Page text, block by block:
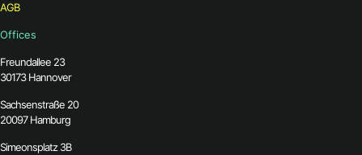
AGB
Offices
Freundallee 23
30173 Hannover
Sachsenstraße 20
20097 Hamburg
Simeonsplatz 3B